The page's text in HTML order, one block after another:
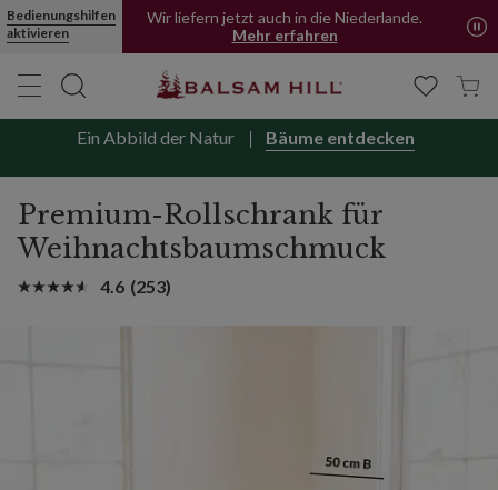
Bedienungshilfen
aktivieren
Wir liefern jetzt auch in die Niederlande.
Mehr erfahren
Ein Abbild der Natur Bäume entdecken
Premium-Rollschrank für
Weihnachtsbaumschmuck
4.6 (253)